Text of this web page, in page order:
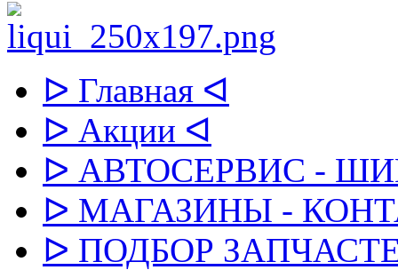
ᐅ Главная ᐊ
ᐅ Акции ᐊ
ᐅ АВТОСЕРВИС -
ᐅ МАГАЗИНЫ -
ᐅ ПОДБОР